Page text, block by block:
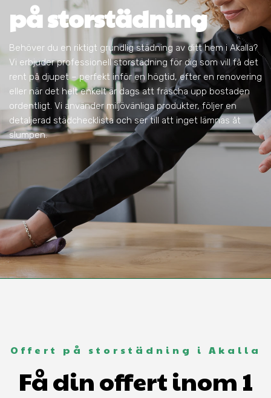
på storstädning
Behöver du en riktigt grundlig städning av ditt hem i Akalla?
Vi erbjuder professionell storstädning för dig som vill få det
rent på djupet – perfekt inför en högtid, efter en renovering
eller när det helt enkelt är dags att fräscha upp bostaden
ordentligt. Vi använder miljövänliga produkter, följer en
detaljerad städchecklista och ser till att inget lämnas åt
slumpen.
Offert på storstädning i Akalla
Få din offert inom 1